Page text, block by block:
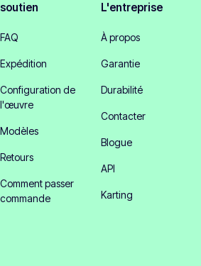
soutien
FAQ
Expédition
Configuration de
l'œuvre
Modèles
Retours
Comment passer
commande
L'entreprise
À propos
Garantie
Durabilité
Contacter
Blogue
API
Karting